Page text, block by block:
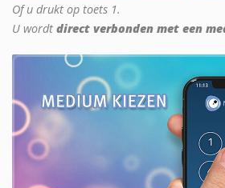
Of u drukt op toets 1.
U wordt direct verbonden met een